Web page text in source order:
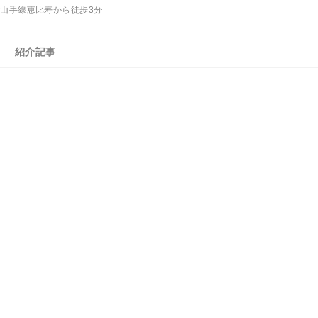
手線恵比寿から徒歩3分
紹介記事